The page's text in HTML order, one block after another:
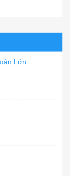
Lớn